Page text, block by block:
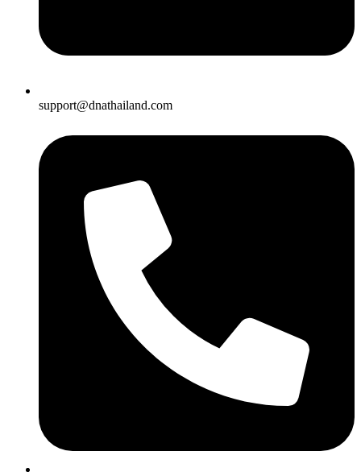
support@dnathailand.com